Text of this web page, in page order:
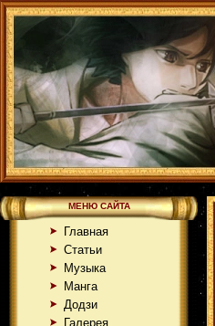
МЕНЮ САЙТА
Главная
Статьи
Музыка
Манга
Додзи
Галерея